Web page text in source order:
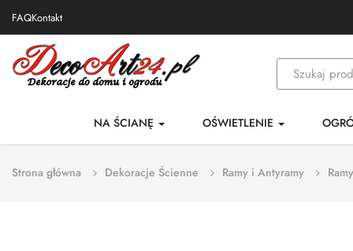
FAQKontakt
NA ŚCIANĘ OŚWIETLENIE
Strona główna Dekoracje Ścienne Ramy i Antyramy